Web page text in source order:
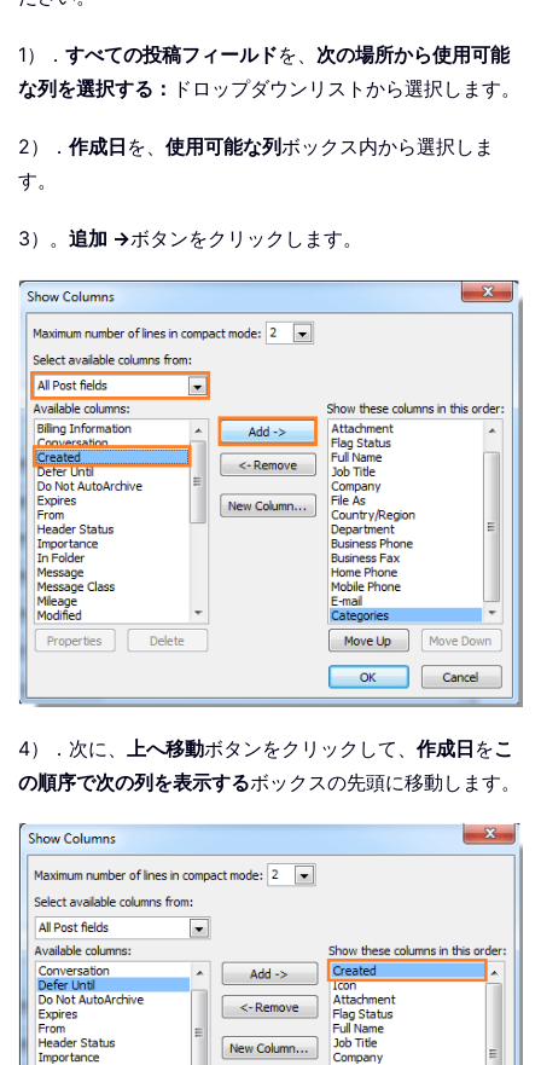
1）． すべての投稿フィールドを、 次の場所から使用可能
な列を選択する： ドロップダウンリストから選択します。
2）． 作成日 を、 使用可能な列ボックス内から選択しま
す。
3）。 追加 ->ボタンをクリックします。
4）．次に、 上へ移動ボタンをクリックして、 作成日 をこ
の順序で次の列を表示するボックスの先頭に移動します。